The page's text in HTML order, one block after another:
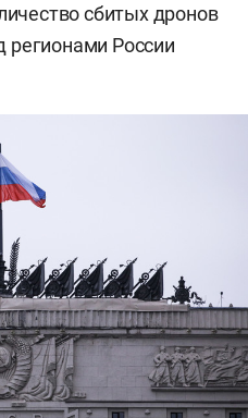
сбитых дронов
регионами России